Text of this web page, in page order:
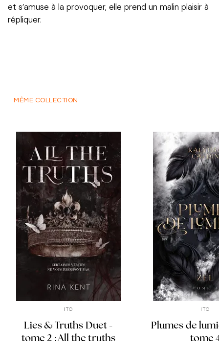
et s’amuse à la provoquer, elle prend un malin plaisir à
répliquer.
MÊME COLLECTION
ITO
Lies & Truths Duet -
tome 2 : All the truths
ITO
Plumes de
tome